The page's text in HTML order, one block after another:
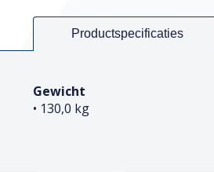
Productspecificaties
Gewicht
• 130,0 kg